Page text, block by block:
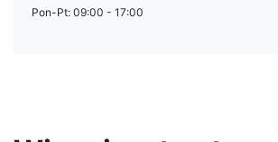
Pon-Pt: 09:00 - 17:00